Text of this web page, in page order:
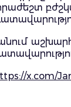
x.com/